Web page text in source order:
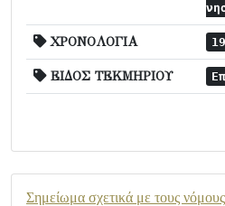
ΧΡΟΝΟΛΟΓΙΑ
ΕΙΔΟΣ ΤΕΚΜΗΡΙΟΥ
Σημείωμα σχετικά με τους